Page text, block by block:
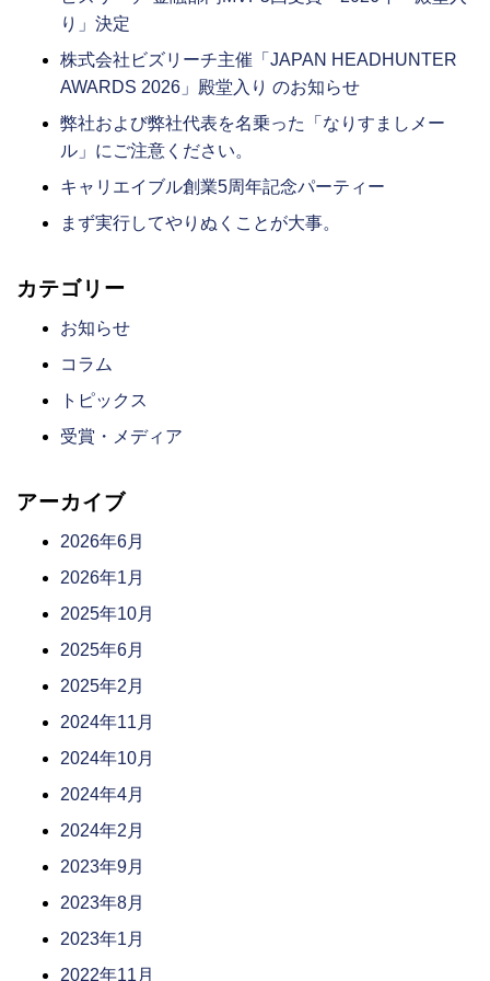
り」決定
株式会社ビズリーチ主催「JAPAN HEADHUNTER
AWARDS 2026」殿堂入り のお知らせ
弊社および弊社代表を名乗った「なりすましメー
ル」にご注意ください。
キャリエイブル創業5周年記念パーティー
まず実行してやりぬくことが大事。
カテゴリー
お知らせ
コラム
トピックス
受賞・メディア
アーカイブ
2026年6月
2026年1月
2025年10月
2025年6月
2025年2月
2024年11月
2024年10月
2024年4月
2024年2月
2023年9月
2023年8月
2023年1月
2022年11月